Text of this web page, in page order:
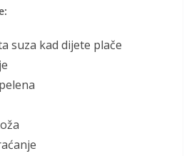
suza kad dijete plače